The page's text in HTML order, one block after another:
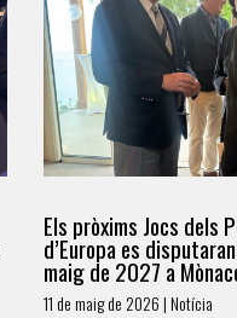
Els pròxims Jocs dels
d’Europa es
maig de 2027 a
11 de maig de 2026 | Notícia